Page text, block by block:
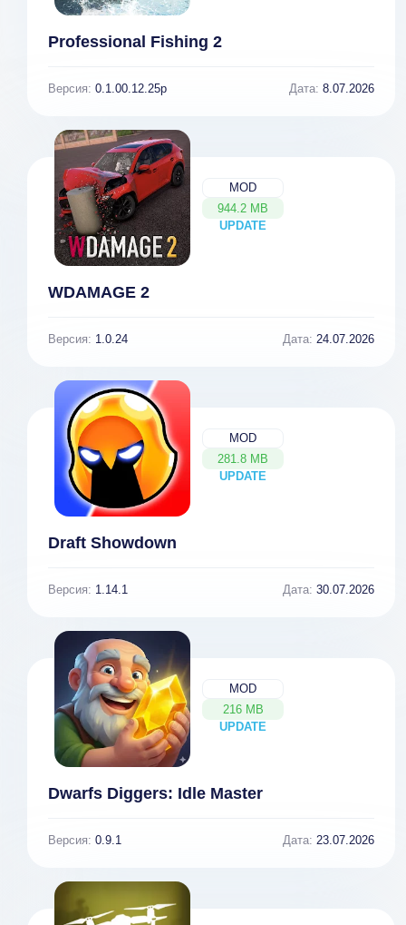
Professional Fishing 2
Версия: 0.1.00.12.25p Дата: 8.07.2026
MOD
944.2 MB
UPDATE
NEW
WDAMAGE 2
Версия: 1.0.24 Дата: 24.07.2026
MOD
281.8 MB
UPDATE
NEW
Draft Showdown
Версия: 1.14.1 Дата: 30.07.2026
MOD
216 MB
UPDATE
NEW
Dwarfs Diggers: Idle Master
Версия: 0.9.1 Дата: 23.07.2026